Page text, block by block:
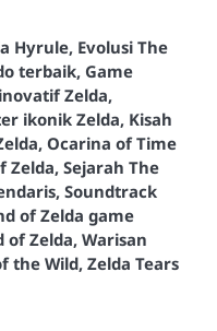
Hyrule, Evolusi The
terbaik, Game
Zelda,
ikonik Zelda, Kisah
, Ocarina of Time
Zelda, Sejarah The
, Soundtrack
of Zelda game
of Zelda, Warisan
the Wild, Zelda Tears